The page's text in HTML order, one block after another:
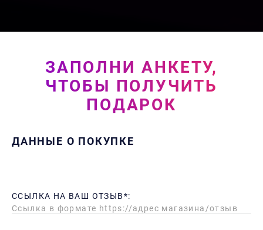
ЗАПОЛНИ АНКЕТУ,
ЧТОБЫ ПОЛУЧИТЬ
ПОДАРОК
ДАННЫЕ О ПОКУПКЕ
ССЫЛКА НА ВАШ ОТЗЫВ*: